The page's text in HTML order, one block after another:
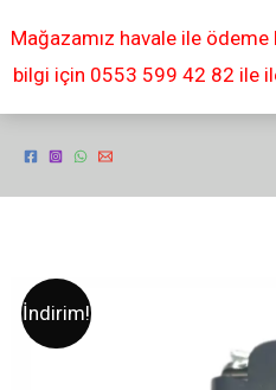
Mağazamız havale ile
bilgi için 0553 599 42 82 ile
İndirim!
fiyat:
Parabellum
takorev